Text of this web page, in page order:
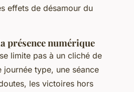
effets de désamour du
présence numérique
limite pas à un cliché de
journée type, une séance
les victoires hors